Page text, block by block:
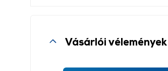
Vásárlói vélemények